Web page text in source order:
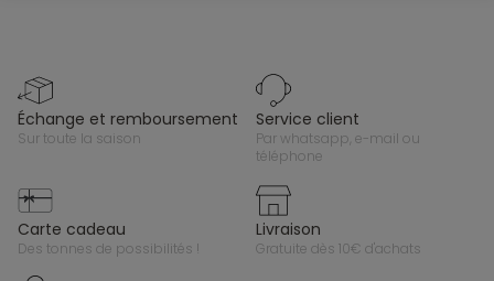
échange et remboursement
sur toute la saison
service client
par whatsapp, e-mail ou
téléphone
carte cadeau
des tonnes de possibilités !
livraison
gratuite dès 10€ d'achats